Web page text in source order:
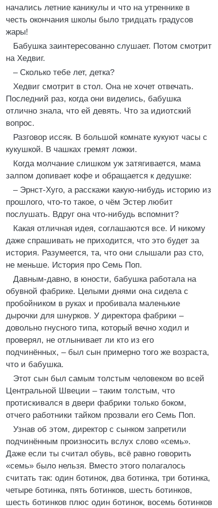
начались летние каникулы и что на утреннике в
честь окончания школы было тридцать градусов
жары!
Бабушка заинтересованно слушает. Потом смотрит
на Хедвиг.
– Сколько тебе лет, детка?
Хедвиг смотрит в стол. Она не хочет отвечать.
Последний раз, когда они виделись, бабушка
отлично знала, что ей девять. Что за идиотский
вопрос.
Разговор иссяк. В большой комнате кукуют часы с
кукушкой. В чашках гремят ложки.
Когда молчание слишком уж затягивается, мама
залпом допивает кофе и обращается к дедушке:
– Эрнст-Хуго, а расскажи какую-нибудь историю из
прошлого, что-то такое, о чём Эстер любит
послушать. Вдруг она что-нибудь вспомнит?
Какая отличная идея, соглашаются все. И никому
даже спрашивать не приходится, что это будет за
история. Разумеется, та, что они слышали раз сто,
не меньше. История про Семь Поп.
Давным-давно, в юности, бабушка работала на
обувной фабрике. Целыми днями она сидела с
пробойником в руках и пробивала маленькие
дырочки для шнурков. У директора фабрики –
довольно гнусного типа, который вечно ходил и
проверял, не отлынивает ли кто из его
подчинённых, – был сын примерно того же возраста,
что и бабушка.
Этот сын был самым толстым человеком во всей
Центральной Швеции – таким толстым, что
протискивался в двери фабрики только боком,
отчего работники тайком прозвали его Семь Поп.
Узнав об этом, директор с сынком запретили
подчинённым произносить вслух слово «семь».
Даже если ты считал обувь, всё равно говорить
«семь» было нельзя. Вместо этого полагалось
считать так: один ботинок, два ботинка, три ботинка,
четыре ботинка, пять ботинков, шесть ботинков,
шесть ботинков плюс один ботинок, восемь ботинков